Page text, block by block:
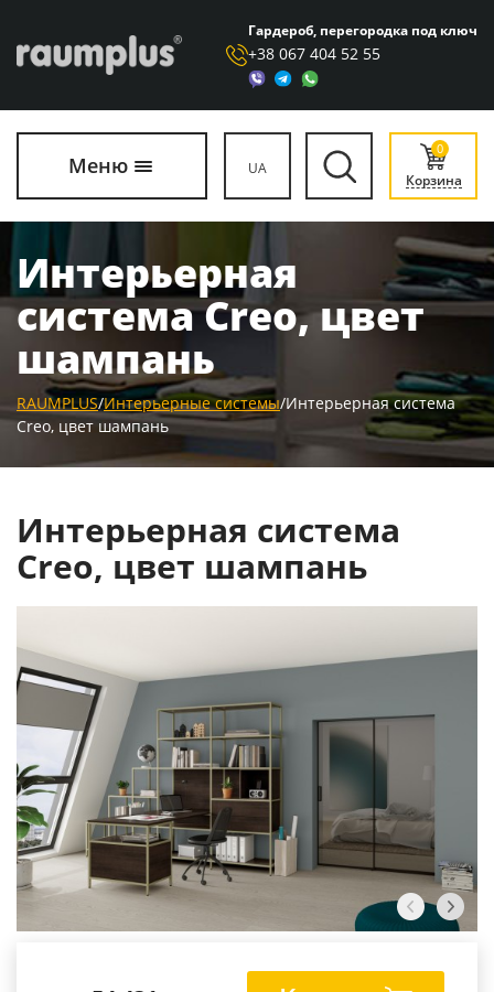
Гардероб, перегородка под ключ
+38 067 404 52 55
Меню UA
0
Корзина
Интерьерная
система Creo, цвет
шампань
RAUMPLUS/Интерьерные системы/Интерьерная система
Creo, цвет шампань
Интерьерная система
Creo, цвет шампань